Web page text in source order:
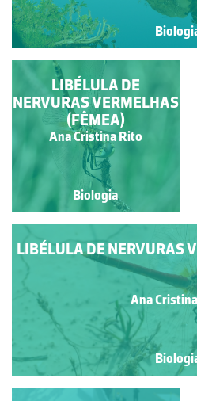
LAGOA DO
CALDEIRÃO
Paulo Talhadas dos Santos
Biologia
LIBÉLULA DE
NERVURAS VERMELHAS
(FÊMEA)
Ana Cristina Rito
Biologia
LIBÉLULA DE NERVURAS
Ana